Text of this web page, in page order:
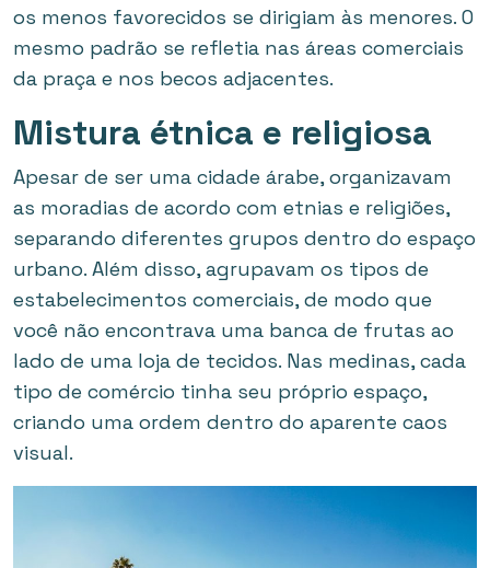
os menos favorecidos se dirigiam às menores. O
mesmo padrão se refletia nas áreas comerciais
da praça e nos becos adjacentes.
Mistura étnica e religiosa
Apesar de ser uma cidade árabe, organizavam
as moradias de acordo com etnias e religiões,
separando diferentes grupos dentro do espaço
urbano. Além disso, agrupavam os tipos de
estabelecimentos comerciais, de modo que
você não encontrava uma banca de frutas ao
lado de uma loja de tecidos. Nas medinas, cada
tipo de comércio tinha seu próprio espaço,
criando uma ordem dentro do aparente caos
visual.